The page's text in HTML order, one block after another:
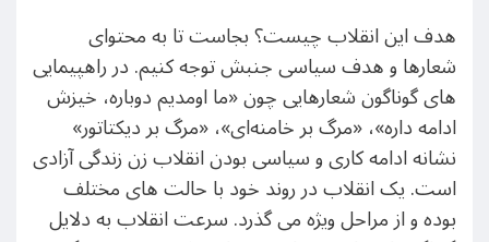
هدف این انقلاب چیست؟ بجاست تا به محتوای
شعارها و هدف سیاسی جنبش توجه کنیم. در راهپیمایی
های گوناگون شعارهایی چون «ما اومدیم دوباره، خیزش
ادامه داره»، «مرگ بر خامنه‌ای»، «مرگ بر دیکتاتور»
نشانه ادامه کاری و سیاسی بودن انقلاب زن زندگی آزادی
است. یک انقلاب در روند خود با حالت های مختلف
بوده و از مراحل ویژه می گذرد. سرعت انقلاب به دلایل